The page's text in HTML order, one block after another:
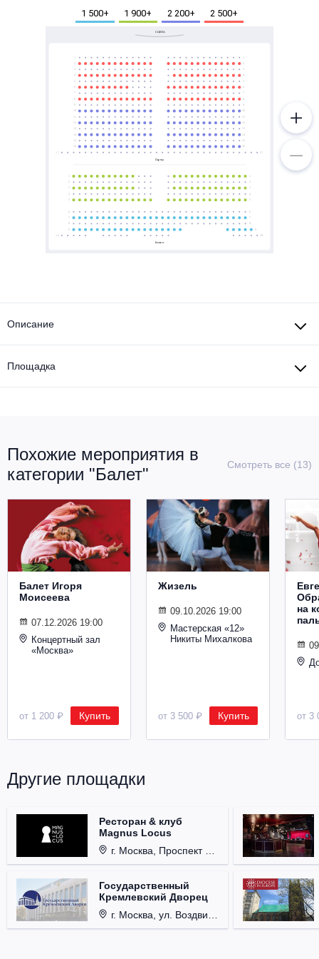
Описание
Площадка
Похожие мероприятия в
категории "Балет"
Смотреть все (13)
Балет Игоря
Моисеева
07.12.2026 19:00
Концертный зал
«Москва»
от 1 200 ₽ Купить
Жизель
09.10.2026 19:00
Мастерская «12»
Никиты Михалкова
от 3 500 ₽ Купить
на
от 3
Другие площадки
Ресторан & клуб
Magnus Locus
г. Москва, Проспект Мира, д. 12, стр. 9.
Государственный
Кремлевский Дворец
г. Москва, ул. Воздвиженка, д. 1, Кремль.